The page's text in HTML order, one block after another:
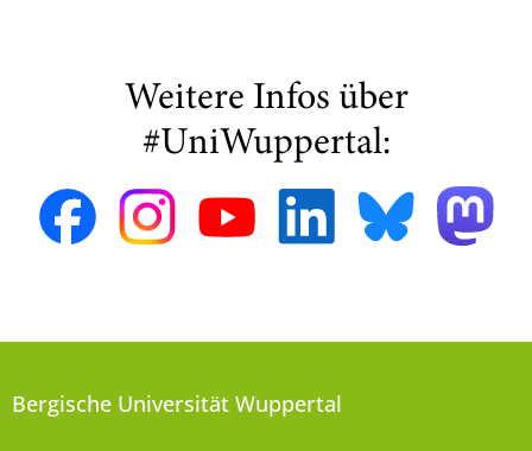
Weitere Infos über
#UniWuppertal:
Bergische Universität Wuppertal